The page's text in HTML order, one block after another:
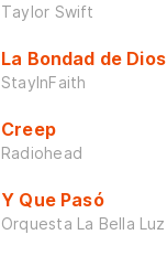
Taylor Swift
La Bondad de Dios
StayInFaith
Creep
Radiohead
Y Que Pasó
Orquesta La Bella Luz